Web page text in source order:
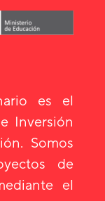
es el
Inversión
Somos
de
el